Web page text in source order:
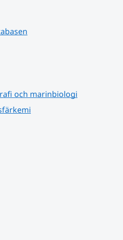
och marinbiologi